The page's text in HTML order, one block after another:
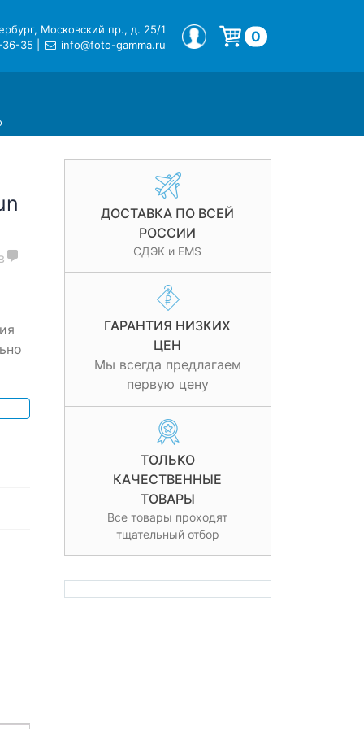
Московский пр., д. 25/1
36-35
info@foto-gamma.ru
МОЙ ПРОФИЛЬ 0
ДОСТАВКА ПО ВСЕЙ
РОССИИ
СДЭК и EMS
ГАРАНТИЯ НИЗКИХ
ЦЕН
Мы всегда предлагаем
первую цену
ТОЛЬКО
КАЧЕСТВЕННЫЕ
ТОВАРЫ
Все товары проходят
тщательный отбор